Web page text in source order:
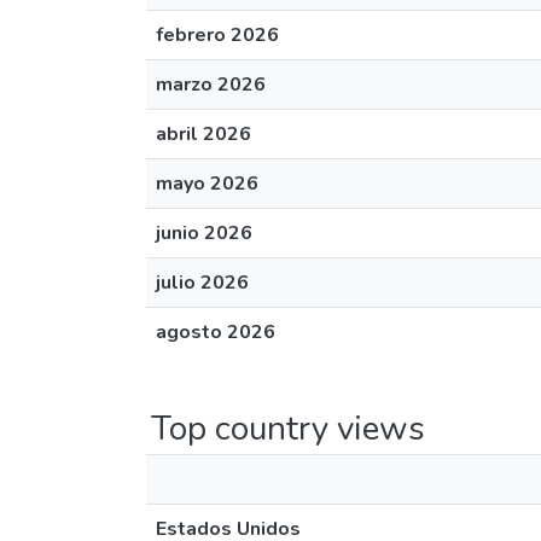
febrero 2026
marzo 2026
abril 2026
mayo 2026
junio 2026
julio 2026
agosto 2026
Top country views
Estados Unidos